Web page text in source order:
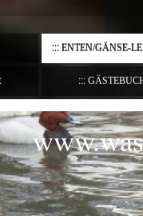
ENTEN/GÄNSE-